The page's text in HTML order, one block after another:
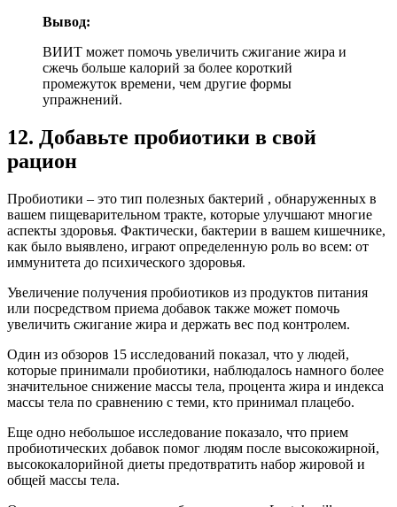
Вывод:
ВИИТ может помочь увеличить сжигание жира и
сжечь больше калорий за более короткий
промежуток времени, чем другие формы
упражнений.
12. Добавьте пробиотики в свой
рацион
Пробиотики – это тип полезных бактерий , обнаруженных в
вашем пищеварительном тракте, которые улучшают многие
аспекты здоровья. Фактически, бактерии в вашем кишечнике,
как было выявлено, играют определенную роль во всем: от
иммунитета до психического здоровья.
Увеличение получения пробиотиков из продуктов питания
или посредством приема добавок также может помочь
увеличить сжигание жира и держать вес под контролем.
Один из обзоров 15 исследований показал, что у людей,
которые принимали пробиотики, наблюдалось намного более
значительное снижение массы тела, процента жира и индекса
массы тела по сравнению с теми, кто принимал плацебо.
Еще одно небольшое исследование показало, что прием
пробиотических добавок помог людям после высокожирной,
высококалорийной диеты предотвратить набор жировой и
общей массы тела.